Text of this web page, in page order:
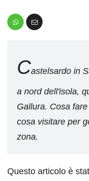
Castelsardo in
a nord dell'isola,
Gallura. Cosa
cosa visitare per
zona.
Questo articolo è